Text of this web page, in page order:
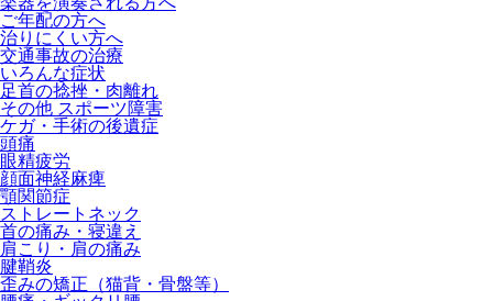
ご年配の方へ
治りにくい方へ
交通事故の治療
いろんな症状
足首の捻挫・肉離れ
その他 スポーツ障害
ケガ・手術の後遺症
頭痛
眼精疲労
顔面神経麻痺
顎関節症
ストレートネック
首の痛み・寝違え
肩こり・肩の痛み
腱鞘炎
歪みの矯正（猫背・骨盤等）